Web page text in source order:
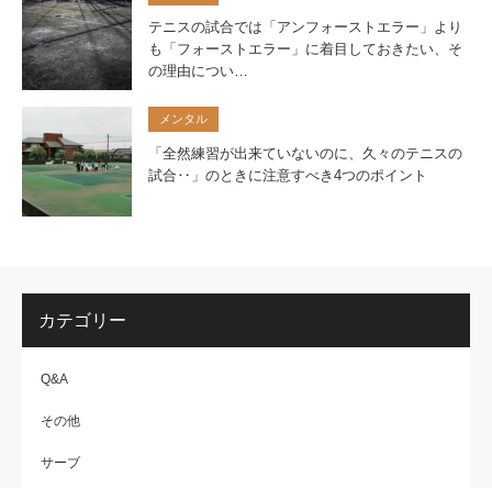
テニスの試合では「アンフォーストエラー」より
も「フォーストエラー」に着目しておきたい、そ
の理由につい…
メンタル
「全然練習が出来ていないのに、久々のテニスの
試合‥」のときに注意すべき4つのポイント
カテゴリー
Q&A
その他
サーブ